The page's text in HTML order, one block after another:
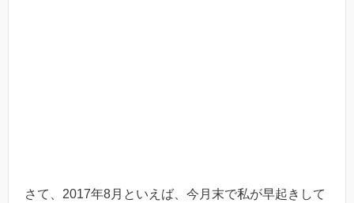
さて、2017年8月といえば、今月末で私が早起きして